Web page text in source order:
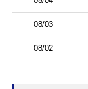
08/03
08/02